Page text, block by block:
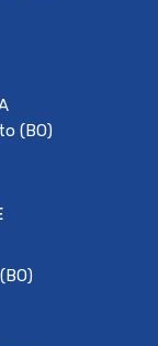
(BO)